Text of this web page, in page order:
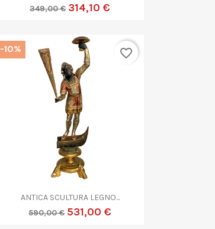
349,00 € 314,10 €
Anteprima
ANTICA SCULTURA LEGNO...
590,00 € 531,00 €
-10% favorite_border